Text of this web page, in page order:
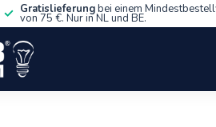
Gratislieferungbei einem
von 75 €. Nur in NL und BE.